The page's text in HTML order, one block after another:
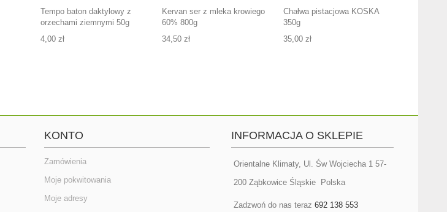
Tempo baton daktylowy z
orzechami ziemnymi 50g
4,00 zł
Kervan ser z mleka krowiego
60% 800g
34,50 zł
Chałwa pistacjowa KOSKA
350g
35,00 zł
KONTO
Zamówienia
Moje pokwitowania
Moje adresy
INFORMACJA O SKLEPIE
Orientalne Klimaty, Ul. Św Wojciecha 1 57-
200 Ząbkowice Śląskie Polska
Zadzwoń do nas teraz 692 138 553